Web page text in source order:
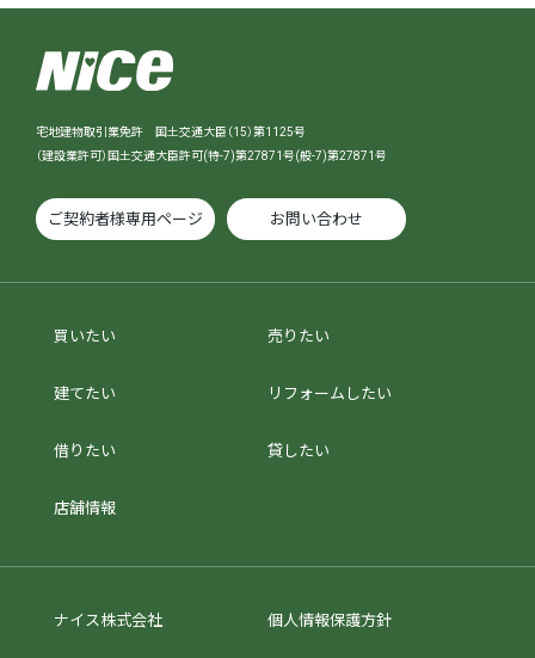
宅地建物取引業免許 国土交通大臣（15）第1125号
（建設業許可）国土交通大臣許可(特-7)第27871号(般-7)第27871号
ご契約者様専用ページ お問い合わせ
買いたい 売りたい
建てたい リフォームしたい
借りたい 貸したい
店舗情報
ナイス株式会社 個人情報保護方針